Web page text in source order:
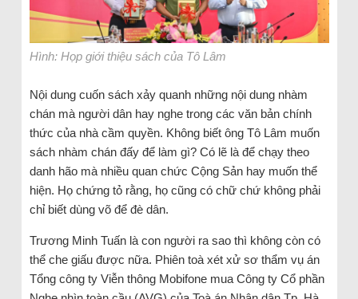
Hình: Họp giới thiệu sách của Tô Lâm
Nội dung cuốn sách xảy quanh những nội dung nhàm
chán mà người dân hay nghe trong các văn bản chính
thức của nhà cầm quyền. Không biết ông Tô Lâm muốn
sách nhàm chán đấy để làm gì? Có lẽ là để chạy theo
danh hão mà nhiều quan chức Cộng Sản hay muốn thể
hiện. Họ chứng tỏ rằng, họ cũng có chữ chứ không phải
chỉ biết dùng võ để đè dân.
Trương Minh Tuấn là con người ra sao thì không còn có
thể che giấu được nữa. Phiên toà xét xử sơ thẩm vụ án
Tổng công ty Viễn thông Mobifone mua Công ty Cổ phần